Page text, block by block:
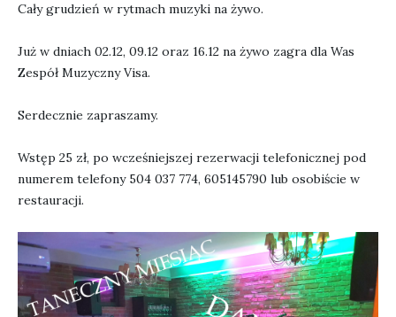
Cały grudzień w rytmach muzyki na żywo.
Już w dniach 02.12, 09.12 oraz 16.12 na żywo zagra dla Was
Zespół Muzyczny Visa.
Serdecznie zapraszamy.
Wstęp 25 zł, po wcześniejszej rezerwacji telefonicznej pod
numerem telefony 504 037 774, 605145790 lub osobiście w
restauracji.